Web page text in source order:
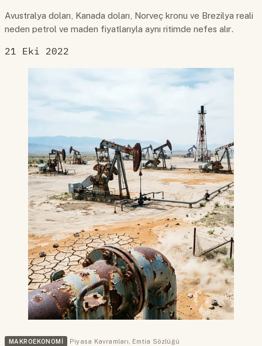
Avustralya doları, Kanada doları, Norveç kronu ve Brezilya reali
neden petrol ve maden fiyatlarıyla aynı ritimde nefes alır.
21 Eki 2022
MAKROEKONOMI Piyasa Kavramları Emtia Sözlüğü